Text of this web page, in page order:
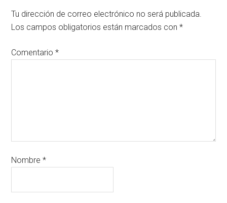
Tu dirección de correo electrónico no será publicada.
Los campos obligatorios están marcados con*
Comentario*
Nombre*